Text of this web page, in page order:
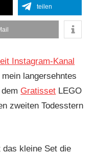
teilen
Instagram-Kanal
langersehntes
Gratisset LEGO
zweiten Todesstern
kleine Set die